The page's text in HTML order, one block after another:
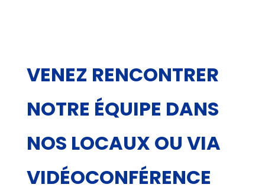
VENEZ RENCONTRER
NOTRE ÉQUIPE DANS
NOS LOCAUX OU VIA
VIDÉOCONFÉRENCE